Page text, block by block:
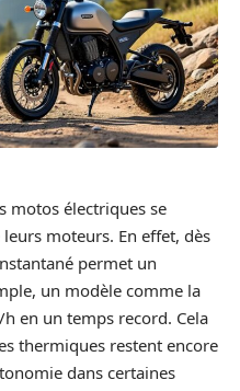
motos électriques se
moteurs. En effet, dès
permet un
un modèle comme la
en un temps record. Cela
thermiques restent encore
dans certaines